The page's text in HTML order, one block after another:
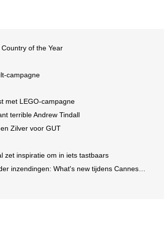
of the Year
campagne
met LEGO-campagne
terrible Andrew Tindall
Zilver voor GUT
zet inspiratie om in iets tastbaars
What's new tijdens Cannes 2026?